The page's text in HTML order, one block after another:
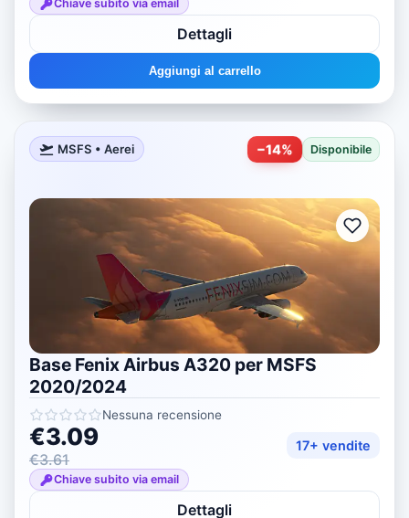
Chiave subito via email
Dettagli
Aggiungi al carrello
MSFS • Aerei −14% Disponibile
Base Fenix ​​​​Airbus A320 per MSFS
2020/2024
Nessuna recensione
€3.09
€3.61
17+ vendite
Chiave subito via email
Dettagli